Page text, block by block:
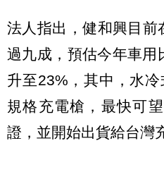
法人指出，健和興目前
過九成，預估今年車用
升至23%，其中，水
規格充電槍，最快可
證，並開始出貨給台灣